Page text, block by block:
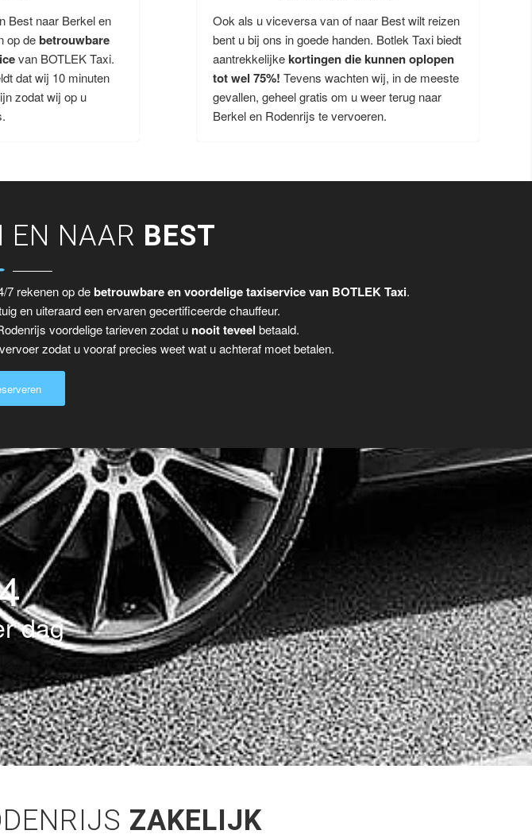
Best naar Berkel en
op debetrouwbare
van BOTLEK Taxi.
dat wij 10 minuten
zodat wij op u
Ook als u viceversa van of naar Best wilt reizen
bent u bij ons in goede handen. Botlek Taxi biedt
aantrekkelijkekortingen die kunnen oplopen
tot wel 75%!Tevens wachten wij, in de meeste
gevallen, geheel gratis om u weer terug naar
Berkel en Rodenrijs te vervoeren.
EN NAAR BEST
7 rekenen op debetrouwbare en voordelige taxiservice van BOTLEK Taxi.
en uiteraard een ervaren gecertificeerde chauffeur.
voordelige tarieven zodat u nooit teveel betaald.
zodat u vooraf precies weet wat u achteraf moet betalen.
dag
ZAKELIJK